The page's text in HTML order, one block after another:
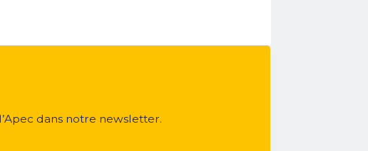
dans notre newsletter.